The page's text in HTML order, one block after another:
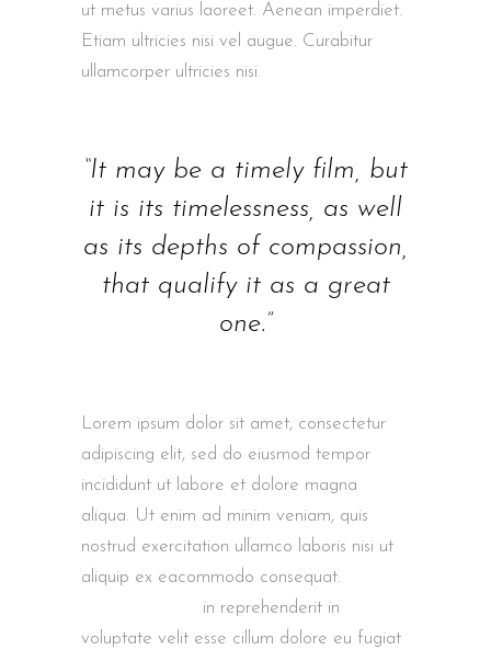
ut metus varius laoreet. Aenean imperdiet.
Etiam ultricies nisi vel augue. Curabitur
ullamcorper ultricies nisi.
“It may be a timely film, but
it is its timelessness, as well
as its depths of compassion,
that qualify it as a great
one.”
Lorem ipsum dolor sit amet, consectetur
adipiscing elit, sed do eiusmod tempor
incididunt ut labore et dolore magna
aliqua. Ut enim ad minim veniam, quis
nostrud exercitation ullamco laboris nisi ut
aliquip ex eacommodo consequat.
in reprehenderit in
voluptate velit esse cillum dolore eu fugiat